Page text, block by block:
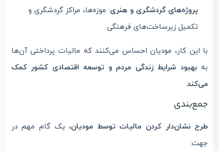
پروژه‌های گردشگری و هنری: موزه‌ها، مراکز گردشگری و
تکمیل زیرساخت‌های فرهنگی
با این کار، مودیان احساس می‌کنند که مالیات پرداختی آن‌ها
بهبهبود شرایط زندگی مردم و توسعه اقتصادی کشور کمک
می‌کند.
جمع‌بندی
طرح نشان‌دار کردن مالیات توسط مودیان، یک گام مهم در
جهت: